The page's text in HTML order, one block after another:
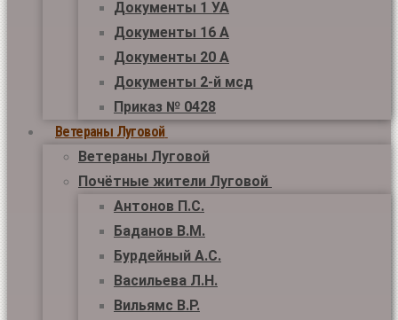
Документы 1 УА
Документы 16 А
Документы 20 А
Документы 2-й мсд
Приказ № 0428
Ветераны Луговой
Ветераны Луговой
Почётные жители Луговой
Антонов П.С.
Баданов В.М.
Бурдейный А.С.
Васильева Л.Н.
Вильямс В.Р.